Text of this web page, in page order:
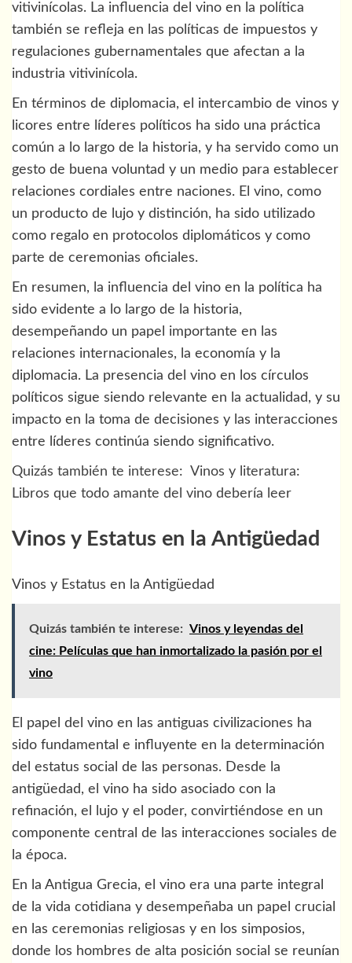
vitivinícolas. La influencia del vino en la política
también se refleja en las políticas de impuestos y
regulaciones gubernamentales que afectan a la
industria vitivinícola.
En términos de diplomacia, el intercambio de vinos y
licores entre líderes políticos ha sido una práctica
común a lo largo de la historia, y ha servido como un
gesto de buena voluntad y un medio para establecer
relaciones cordiales entre naciones. El vino, como
un producto de lujo y distinción, ha sido utilizado
como regalo en protocolos diplomáticos y como
parte de ceremonias oficiales.
En resumen, la influencia del vino en la política ha
sido evidente a lo largo de la historia,
desempeñando un papel importante en las
relaciones internacionales, la economía y la
diplomacia. La presencia del vino en los círculos
políticos sigue siendo relevante en la actualidad, y su
impacto en la toma de decisiones y las interacciones
entre líderes continúa siendo significativo.
Quizás también te interese: Vinos y literatura:
Libros que todo amante del vino debería leer
Vinos y Estatus en la Antigüedad
Vinos y Estatus en la Antigüedad
Quizás también te interese: Vinos y leyendas del
cine: Películas que han inmortalizado la pasión por el
vino
El papel del vino en las antiguas civilizaciones ha
sido fundamental e influyente en la determinación
del estatus social de las personas. Desde la
antigüedad, el vino ha sido asociado con la
refinación, el lujo y el poder, convirtiéndose en un
componente central de las interacciones sociales de
la época.
En la Antigua Grecia, el vino era una parte integral
de la vida cotidiana y desempeñaba un papel crucial
en las ceremonias religiosas y en los simposios,
donde los hombres de alta posición social se reunían